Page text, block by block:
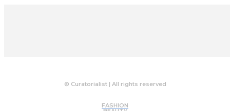
© Curatorialist | All rights reserved
FASHION